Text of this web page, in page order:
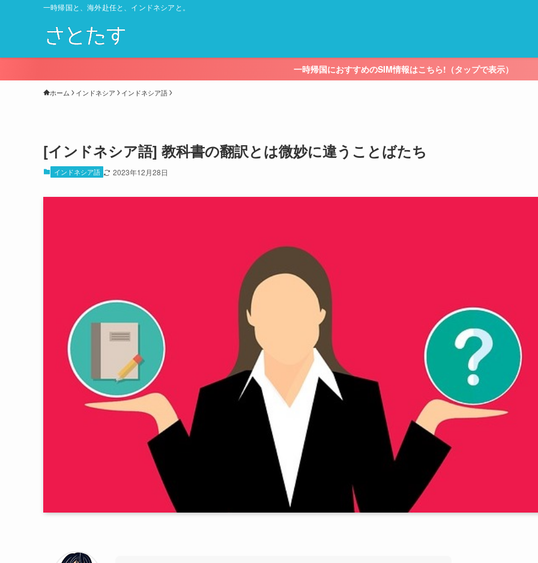
一時帰国と、海外赴任と、インドネシアと。
一時帰国におすすめのSIM情報はこちら!（タップで表示）
ホーム インドネシア インドネシア語
[インドネシア語] 教科書の翻訳とは微妙に違うことばたち
インドネシア語 2023年12月28日